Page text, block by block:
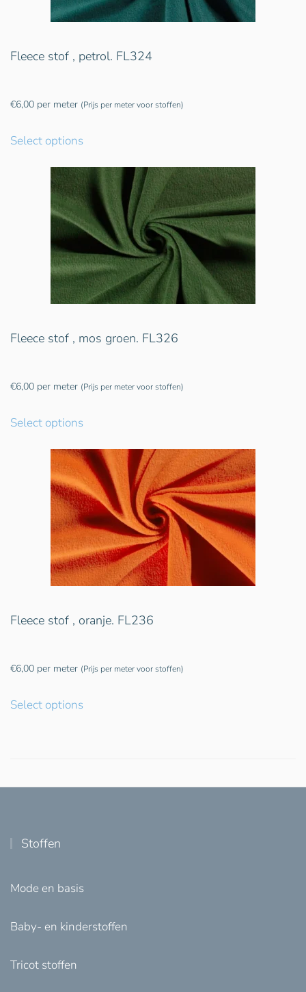
Fleece stof , petrol. FL324
€6,00 per meter (Prijs per meter voor stoffen)
Select options
Fleece stof , mos groen. FL326
€6,00 per meter (Prijs per meter voor stoffen)
Select options
Fleece stof , oranje. FL236
€6,00 per meter (Prijs per meter voor stoffen)
Select options
Stoffen
Mode en basis
Baby- en kinderstoffen
Tricot stoffen